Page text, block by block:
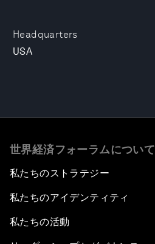
Headquarters
USA
世界経済フォーラムについて
私たちのストラテジー
私たちのアイデンティティ
私たちの活動